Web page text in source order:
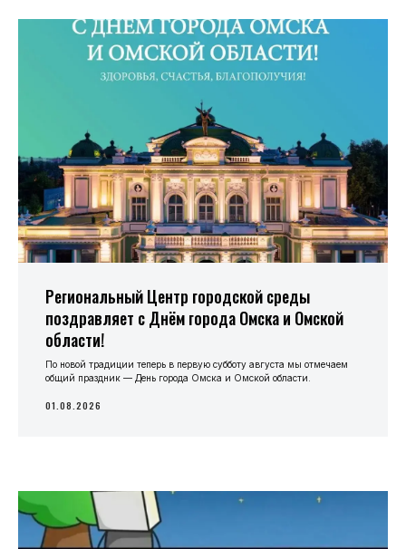
Региональный Центр городской среды
поздравляет с Днём города Омска и Омской
области!
По новой традиции теперь в первую субботу августа мы отмечаем
общий праздник — День города Омска и Омской области.
01.08.2026